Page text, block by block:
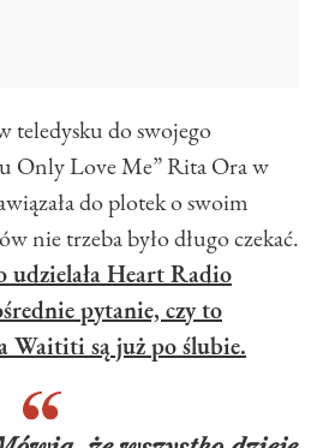
teledysku do swojego
Only Love Me” Rita Ora w
do plotek o swoim
nie trzeba było długo czekać.
Heart Radio
pytanie, czy to
Waititi są już po ślubie.